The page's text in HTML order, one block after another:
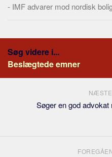
- IMF advarer mod nordisk
Søg videre i...
Beslægtede emner
Søger en god